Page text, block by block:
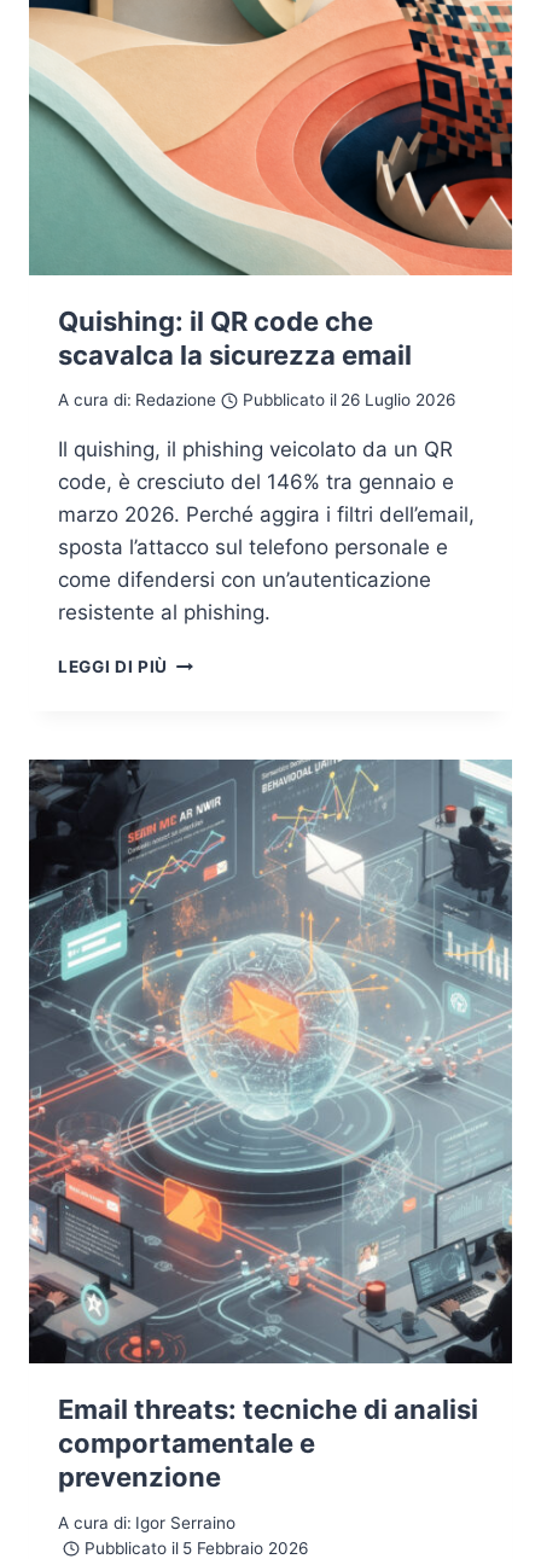
Quishing: il QR code che
scavalca la sicurezza email
A cura di: Redazione Pubblicato il 26 Luglio 2026
Il quishing, il phishing veicolato da un QR
code, è cresciuto del 146% tra gennaio e
marzo 2026. Perché aggira i filtri dell’email,
sposta l’attacco sul telefono personale e
come difendersi con un’autenticazione
resistente al phishing.
LEGGI DI PIÙ QUISHING:
CHE
SCAVALCA
LA
SICUREZZA
EMAIL
Email threats: tecniche di analisi
comportamentale e
prevenzione
A cura di: Igor Serraino
Pubblicato il 5 Febbraio 2026